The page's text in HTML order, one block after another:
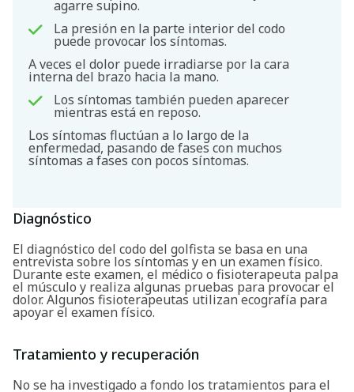
Buscar
agarre supino.
La presión en la parte interior del codo
puede provocar los síntomas.
A veces el dolor puede irradiarse por la cara
interna del brazo hacia la mano.
Los síntomas también pueden aparecer
mientras está en reposo.
Los síntomas fluctúan a lo largo de la
enfermedad, pasando de fases con muchos
síntomas a fases con pocos síntomas.
Diagnóstico
El diagnóstico del codo del golfista se basa en una
entrevista sobre los síntomas y en un examen físico.
Durante este examen, el médico o fisioterapeuta palpa
el músculo y realiza algunas pruebas para provocar el
dolor. Algunos fisioterapeutas utilizan ecografía para
apoyar el examen físico.
Tratamiento y recuperación
No se ha investigado a fondo los tratamientos para el